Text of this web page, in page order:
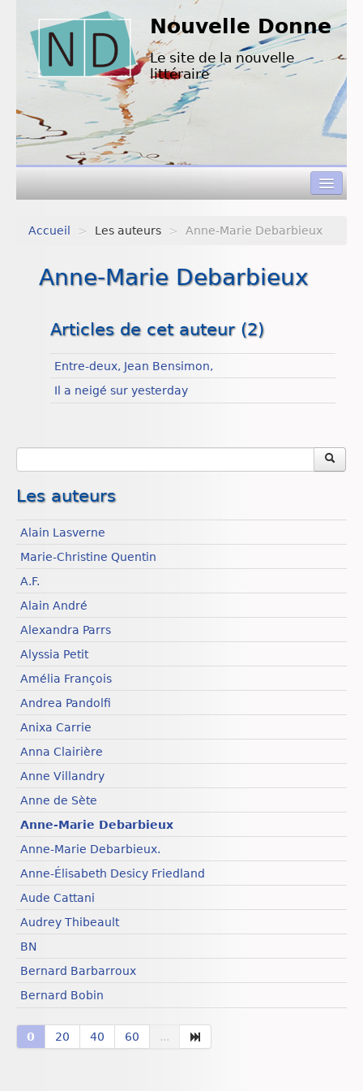
Nouvelle Donne
Le site de la nouvelle
littéraire
Appels à textes
L’équipe de ND
Chroniques
Accueil > Les auteurs > Anne-Marie Debarbieux
Anne-Marie Debarbieux
Articles de cet auteur (2)
Entre-deux, Jean Bensimon,
Il a neigé sur yesterday
Les auteurs
Alain Lasverne
Marie-Christine Quentin
A.F.
Alain André
Alexandra Parrs
Alyssia Petit
Amélia François
Andrea Pandolfi
Anixa Carrie
Anna Clairière
Anne Villandry
Anne de Sète
Anne-Marie Debarbieux
Anne-Marie Debarbieux.
Anne-Élisabeth Desicy Friedland
Aude Cattani
Audrey Thibeault
BN
Bernard Barbarroux
Bernard Bobin
0 20 40 60 ...